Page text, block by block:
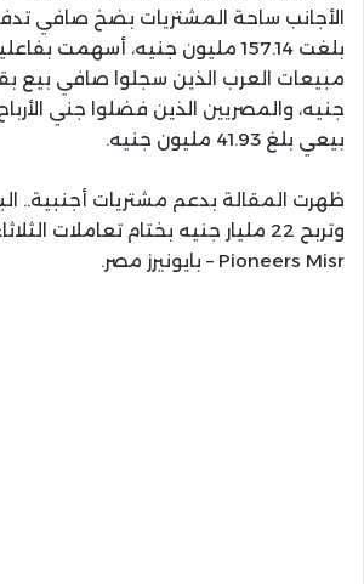
الأجانب ساحة المشتريات بضخ صافي
بلغت 157.14 مليون جنيه، أسهمت
جنيه، والمصريين الذين فضلوا جني
بيعي بلغ 41.93 مليون جنيه.
وتربح 22 مليار جنيه بختام تعاملات
Pioneers Misr – بايونيرز مصر.